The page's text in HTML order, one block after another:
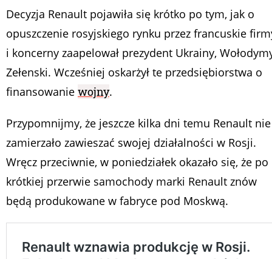
Decyzja Renault pojawiła się krótko po tym, jak o
opuszczenie rosyjskiego rynku przez francuskie
i koncerny zaapelował prezydent Ukrainy,
Zełenski. Wcześniej oskarżył te przedsiębiorstwa o
finansowanie wojny.
Przypomnijmy, że jeszcze kilka dni temu Renault nie
zamierzało zawieszać swojej działalności w Rosji.
Wręcz przeciwnie, w poniedziałek okazało się, że po
krótkiej przerwie samochody marki Renault znów
będą produkowane w fabryce pod Moskwą.